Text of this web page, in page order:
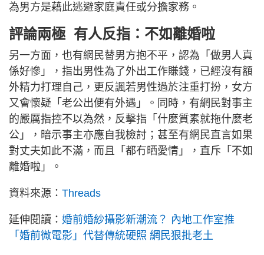
為男方是藉此逃避家庭責任或分擔家務。
評論兩極 有人反指：不如離婚啦
另一方面，也有網民替男方抱不平，認為「做男人真
係好慘」，指出男性為了外出工作賺錢，已經沒有額
外精力打理自己，更反諷若男性過於注重打扮，女方
又會懷疑「老公出便有外遇」。同時，有網民對事主
的嚴厲指控不以為然，反擊指「什麼質素就拖什麼老
公」，暗示事主亦應自我檢討；甚至有網民直言如果
對丈夫如此不滿，而且「都冇晒愛情」，直斥「不如
離婚啦」。
資料來源： Threads
延伸閱讀： 婚前婚紗攝影新潮流？ 內地工作室推
「婚前微電影」代替傳統硬照 網民狠批老土